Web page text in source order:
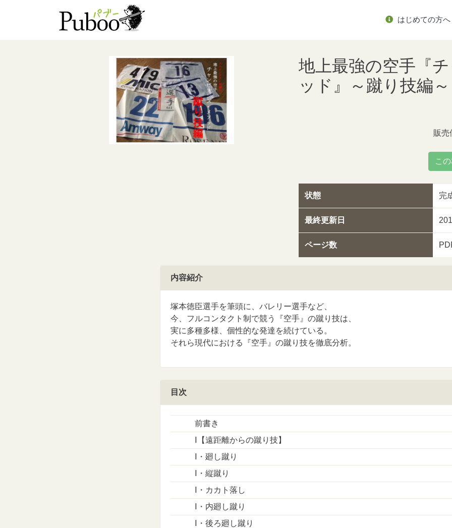
はじめての方へ
地上最強の空手『
ッド』～蹴り技編～
販売
こ
状態 完
最終更新日
ページ数
内容紹介
塚本徳臣選手を筆頭に、バレリー選手など、
今、フルコンタクト制で競う『空手』の蹴り技は、
実に多種多様、個性的な発達を続けている。
それら現代における『空手』の蹴り技を徹底分析。
目次
前書き
Ⅰ【遠距離からの蹴り技】
Ⅰ・廻し蹴り
Ⅰ・縦蹴り
Ⅰ・カカト落し
Ⅰ・内廻し蹴り
Ⅰ・後ろ廻し蹴り